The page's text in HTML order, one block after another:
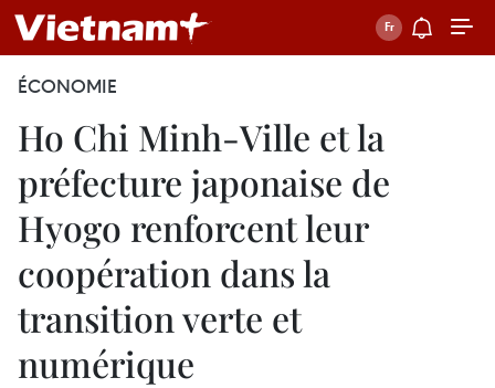
ÉCONOMIE
Ho Chi Minh-Ville et la
préfecture japonaise de
Hyogo renforcent leur
coopération dans la
transition verte et
numérique